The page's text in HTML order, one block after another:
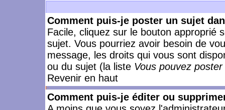
Comment puis-je poster un sujet
Facile, cliquez sur le bouton approprié
sujet. Vous pourriez avoir besoin de
message, les droits qui vous sont
ou du sujet (la liste Vous pouvez
Revenir en haut
Comment puis-je éditer ou